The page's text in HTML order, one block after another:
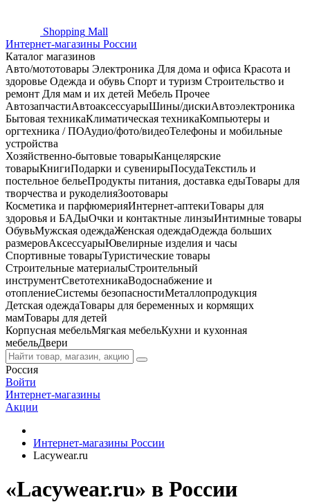
Shopping Mall
Интернет-магазины России
Каталог магазинов
Авто/мототовары Электроника Для дома и офиса Красота и
здоровье Одежда и обувь Спорт и туризм Строительство и
ремонт Для мам и их детей Мебель Прочее
АвтозапчастиАвтоаксессуарыШины/дискиАвтоэлектроника
Бытовая техникаКлиматическая техникаКомпьютеры и
оргтехника / ПОАудио/фото/видеоТелефоны и мобильные
устройства
Хозяйственно-бытовые товарыКанцелярские
товарыКнигиПодарки и сувенирыПосудаТекстиль и
постельное бельеПродукты питания, доставка едыТовары для
творчества и рукоделияЗоотовары
Косметика и парфюмерияИнтернет-аптекиТовары для
здоровья и БАДыОчки и контактные линзыИнтимные товары
ОбувьМужская одеждаЖенская одеждаОдежда больших
размеровАксессуарыЮвелирные изделия и часы
Спортивные товарыТуристические товары
Строительные материалыСтроительный
инструментСветотехникаВодоснабжение и
отоплениеСистемы безопасностиМеталлопродукция
Детская одеждаТовары для беременных и кормящих
мамТовары для детей
Корпусная мебельМягкая мебельКухни и кухонная
мебельДвери
Россия
Войти
Интернет-магазины
Акции
Интернет-магазины России
Lacywear.ru
«Lacywear.ru» в России